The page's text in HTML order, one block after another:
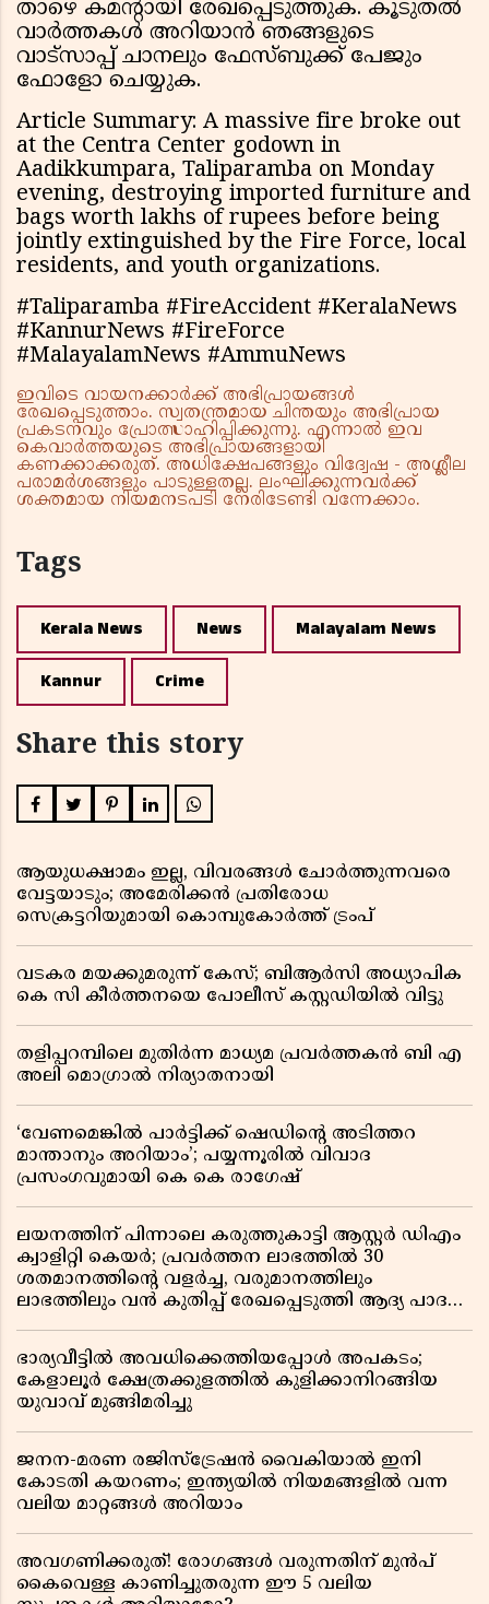
താഴെ കമൻ്റായി രേഖപ്പെടുത്തുക. കൂടുതൽ
വാർത്തകൾ അറിയാൻ ഞങ്ങളുടെ
വാട്സാപ്പ് ചാനലും ഫേസ്ബുക്ക് പേജും
ഫോളോ ചെയ്യുക.
Article Summary: A massive fire broke out
at the Centra Center godown in
Aadikkumpara, Taliparamba on Monday
evening, destroying imported furniture and
bags worth lakhs of rupees before being
jointly extinguished by the Fire Force, local
residents, and youth organizations.
#Taliparamba #FireAccident #KeralaNews
#KannurNews #FireForce
#MalayalamNews #AmmuNews
ഇവിടെ വായനക്കാർക്ക് അഭിപ്രായങ്ങൾ
രേഖപ്പെടുത്താം. സ്വതന്ത്രമായ ചിന്തയും അഭിപ്രായ
പ്രകടനവും പ്രോത്സാഹിപ്പിക്കുന്നു. എന്നാൽ ഇവ
കെവാർത്തയുടെ അഭിപ്രായങ്ങളായി
കണക്കാക്കരുത്. അധിക്ഷേപങ്ങളും വിദ്വേഷ - അശ്ലീല
പരാമർശങ്ങളും പാടുള്ളതല്ല. ലംഘിക്കുന്നവർക്ക്
ശക്തമായ നിയമനടപടി നേരിടേണ്ടി വന്നേക്കാം.
Tags
Kerala News News Malayalam News
Kannur Crime
Share this story
ആയുധക്ഷാമം ഇല്ല, വിവരങ്ങൾ ചോർത്തുന്നവരെ
വേട്ടയാടും; അമേരിക്കൻ പ്രതിരോധ
സെക്രട്ടറിയുമായി കൊമ്പുകോർത്ത് ട്രംപ്
വടകര മയക്കുമരുന്ന് കേസ്; ബിആർസി അധ്യാപിക
കെ സി കീർത്തനയെ പോലീസ് കസ്റ്റഡിയിൽ വിട്ടു
തളിപ്പറമ്പിലെ മുതിർന്ന മാധ്യമ പ്രവർത്തകൻ ബി എ
അലി മൊഗ്രാൽ നിര്യാതനായി
‘വേണമെങ്കിൽ പാർട്ടിക്ക് ഷെഡിൻ്റെ അടിത്തറ
മാന്താനും അറിയാം’; പയ്യന്നൂരിൽ വിവാദ
പ്രസംഗവുമായി കെ കെ രാഗേഷ്
ലയനത്തിന് പിന്നാലെ കരുത്തുകാട്ടി ആസ്റ്റർ ഡിഎം
ക്വാളിറ്റി കെയർ; പ്രവർത്തന ലാഭത്തിൽ 30
ശതമാനത്തിൻ്റെ വളർച്ച, വരുമാനത്തിലും
ലാഭത്തിലും വൻ കുതിപ്പ് രേഖപ്പെടുത്തി ആദ്യ പാദ
ഭാര്യവീട്ടിൽ അവധിക്കെത്തിയപ്പോൾ അപകടം;
കേളാലൂർ ക്ഷേത്രക്കുളത്തിൽ കുളിക്കാനിറങ്ങിയ
യുവാവ് മുങ്ങിമരിച്ചു
ജനന-മരണ രജിസ്ട്രേഷൻ വൈകിയാൽ ഇനി
കോടതി കയറണം; ഇന്ത്യയിൽ നിയമങ്ങളിൽ വന്ന
വലിയ മാറ്റങ്ങൾ അറിയാം
അവഗണിക്കരുത്! രോഗങ്ങൾ വരുന്നതിന് മുൻപ്
കൈവെള്ള കാണിച്ചുതരുന്ന ഈ 5 വലിയ